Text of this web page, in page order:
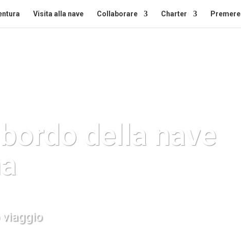
Visita alla nave Collaborare Charter Premere
della nave